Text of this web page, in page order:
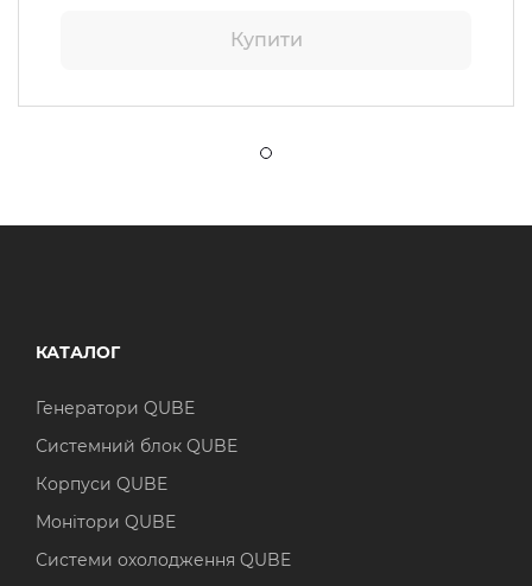
Купити
КАТАЛОГ
Генератори QUBE
Системний блок QUBE
Корпуси QUBE
Монітори QUBE
Системи охолодження QUBE